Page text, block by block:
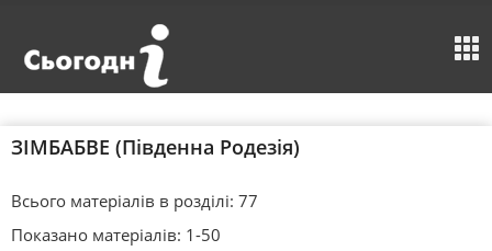
ЗІМБАБВЕ (Південна Родезія)
Всього матеріалів в розділі: 77
Показано матеріалів: 1-50